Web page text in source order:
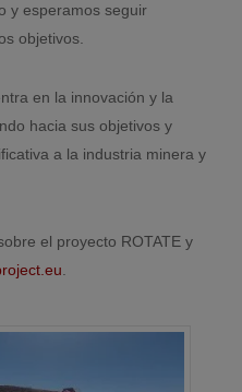
y esperamos seguir
objetivos.
en la innovación y la
hacia sus objetivos y
a la industria minera y
el proyecto ROTATE y